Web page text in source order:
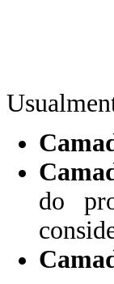
do